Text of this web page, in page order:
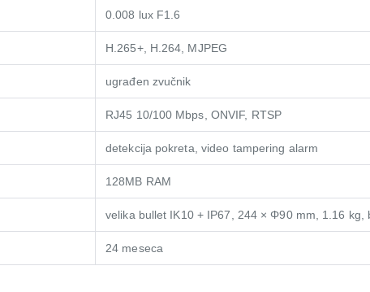
0.008 lux F1.6
H.265+, H.264, MJPEG
ugrađen zvučnik
RJ45 10/100 Mbps, ONVIF, RTSP
detekcija pokreta, video tampering alarm
128MB RAM
velika bullet IK10 + IP67, 244 × Φ90 mm, 1.16 kg,
24 meseca